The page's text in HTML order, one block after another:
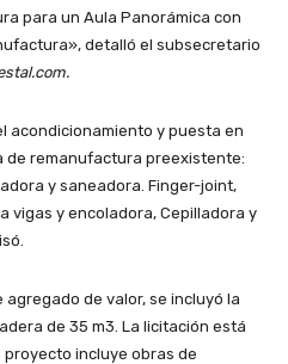
para un Aula Panorámica con
detalló el subsecretario
acondicionamiento y puesta en
de remanufactura preexistente:
y saneadora. Finger-joint,
vigas y encoladora, Cepilladora y
de valor, se incluyó la
de 35 m3. La licitación está
incluye obras de